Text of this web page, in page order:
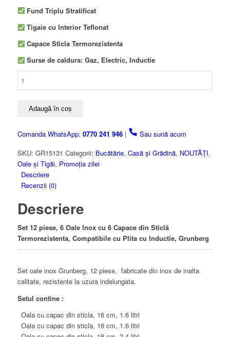
Fund Triplu Stratificat
Tigaie cu Interior Teflonat
Capace Sticla Termorezistenta
Surse de caldura: Gaz, Electric, Inductie
Inox
piese,
Oale
cu
Capace
Sticla,
5.6
L,
3.2L,
2.4L,
1.6
L,
2.7
Inductie,
Grunberg
Adaugă în coș
Comanda WhatsApp: 0770 241 946 |
Sau sună acum
SKU: GR15131 Categorii: Bucătărie, Casă și Grădină, NOUTĂȚI,
Oale și Tigăi, Promoția zilei
Descriere
Recenzii (0)
Descriere
Set 12 piese, 6 Oale Inox cu 6 Capace din Sticlă
Termorezistenta, Compatibile cu Plita cu Inductie, Grunberg
Set oale inox Grunberg, 12 piese, fabricate din inox de inalta
calitate, rezistente la uzura indelungata.
Setul contine :
Oala cu capac din sticla, 16 cm, 1.6 litri
Oala cu capac din sticla, 16 cm, 1.6 litri